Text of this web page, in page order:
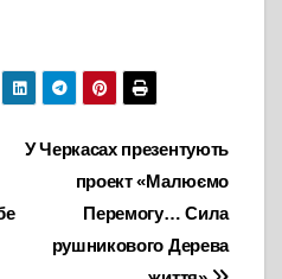
У Черкасах презентують
проект «Малюємо
Перемогу… Сила
рушникового Дерева